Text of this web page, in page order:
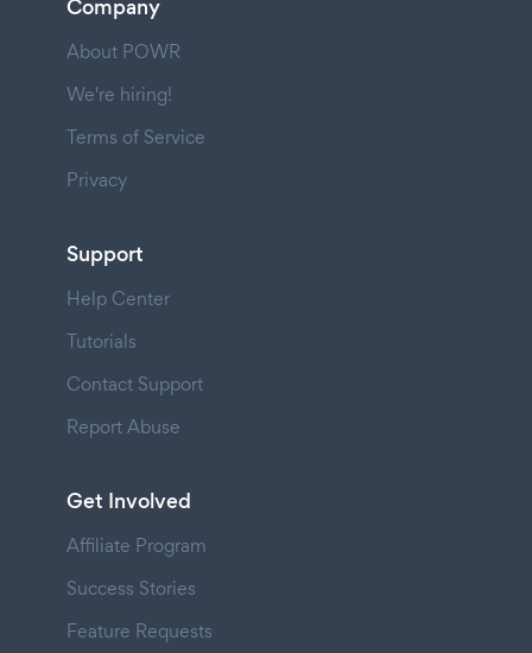
Company
About POWR
We're hiring!
Terms of Service
Privacy
Support
Help Center
Tutorials
Contact Support
Report Abuse
Get Involved
Affiliate Program
Success Stories
Feature Requests